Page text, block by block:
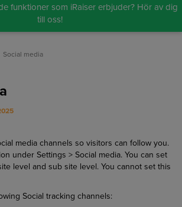
funktioner som iRaiser erbjuder? Hör av dig
till oss!
Social media
media channels so visitors can follow you.
under Settings > Social media. You can set
level and sub site level. You cannot set this
Social tracking channels: